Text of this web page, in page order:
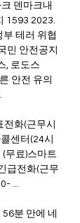
덴마크내
1593 2023.
테러 위협
민 안전공지
, 로도스
안전 유의
화(근무시
센터(24시
무료)스마트
급전화(근무
...
분 만에 네